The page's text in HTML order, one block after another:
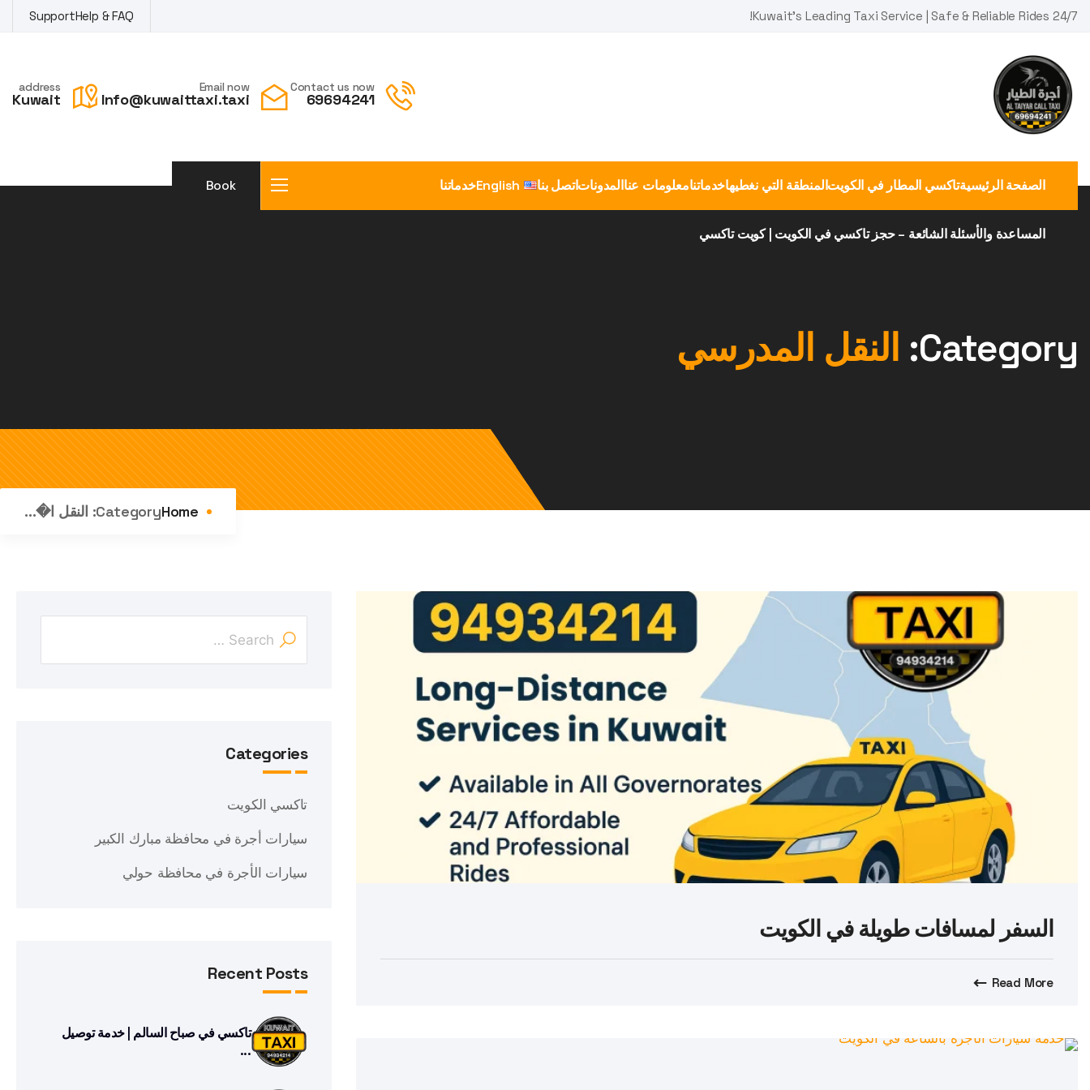
Skip
content
Kuwait's Leading Taxi Service | Safe & Reliable Rides 24/7!
Help & FAQ
Support
Contact us now
69694241
Email now
Info@kuwaittaxi.taxi
address
Kuwait
الصفحة الرئيسيةتاكسي المطار في الكويتالمنطقة التي نغطيهاخدماتنامعلومات عناالمدوناتاتصل بنا Englishخدماتنا
المساعدة والأسئلة الشائعة – حجز تاكسي في الكويت | كويت تاكسي
Book
Category: النقل المدرسي
Home
Category: النقل ا�...
السفر لمسافات طويلة في الكويت
Read More
Categories
تاكسي الكويت
سيارات أجرة في محافظة مبارك الكبير
سيارات الأجرة في محافظة حولي
Recent Posts
تاكسي في صباح السالم | خدمة توصيل
...